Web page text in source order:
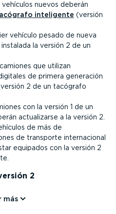
nuevos deberán
inteligente (versión
vehículo pesado de nueva
la versión 2 de un
que utilizan
de primera generación
2 de un tacógrafo
con la versión 1 de un
actua­li­zarse a la versión 2.
de más de
de transporte inter­na­cional
equipados con la versión 2
2
más